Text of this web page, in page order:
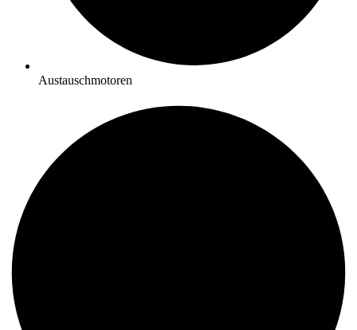
Austauschmotoren